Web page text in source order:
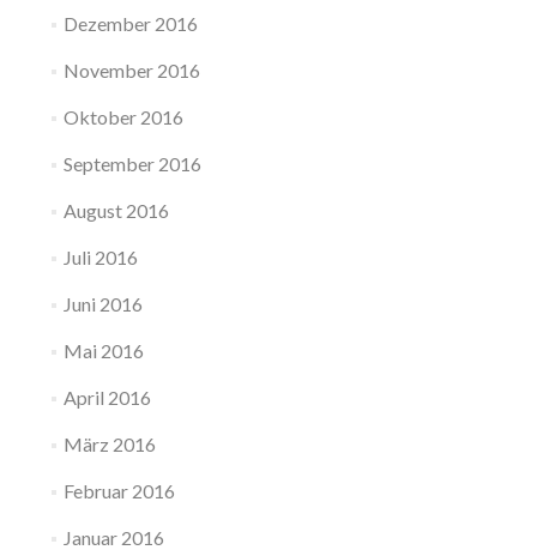
Dezember 2016
November 2016
Oktober 2016
September 2016
August 2016
Juli 2016
Juni 2016
Mai 2016
April 2016
März 2016
Februar 2016
Januar 2016